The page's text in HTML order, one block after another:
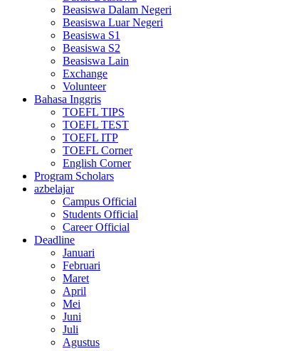
Beasiswa Dalam Negeri
Beasiswa Luar Negeri
Beasiswa S1
Beasiswa S2
Beasiswa Lain
Exchange
Volunteer
Bahasa Inggris
TOEFL TIPS
TOEFL TEST
TOEFL ITP
TOEFL Corner
English Corner
Program Scholars
azbelajar
Campus Official
Students Official
Career Official
Deadline
Januari
Februari
Maret
April
Mei
Juni
Juli
Agustus